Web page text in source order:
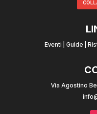
Eventi Guide
Via Agostino